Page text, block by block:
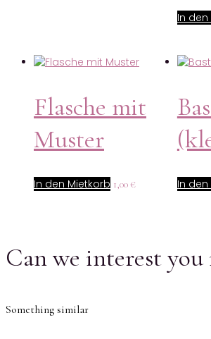
In
Flasche mit
Muster
In den Mietkorb 1,00 € In
Can we interest
Something similar